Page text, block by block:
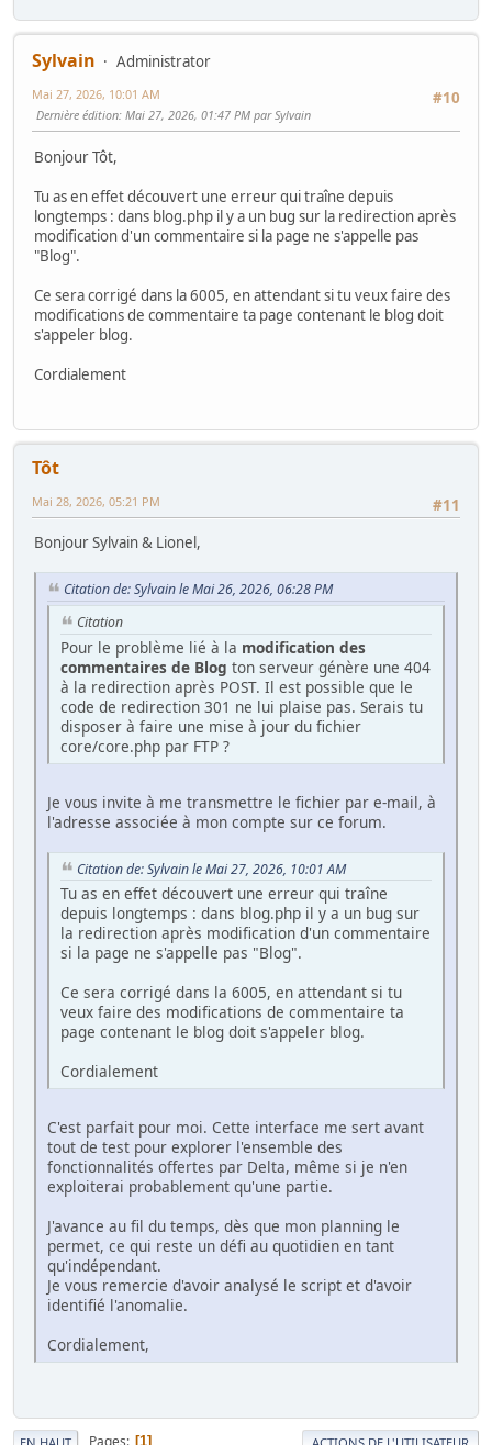
Sylvain
Administrator
#10
Mai 27, 2026, 10:01 AM
Dernière édition: Mai 27, 2026, 01:47 PM par Sylvain
Bonjour Tôt,
Tu as en effet découvert une erreur qui traîne depuis
longtemps : dans blog.php il y a un bug sur la redirection après
modification d'un commentaire si la page ne s'appelle pas
"Blog".
Ce sera corrigé dans la 6005, en attendant si tu veux faire des
modifications de commentaire ta page contenant le blog doit
s'appeler blog.
Cordialement
Tôt
#11
Mai 28, 2026, 05:21 PM
Bonjour Sylvain & Lionel,
Citation de: Sylvain le Mai 26, 2026, 06:28 PM
Citation
Pour le problème lié à la modification des
commentaires de Blog ton serveur génère une 404
à la redirection après POST. Il est possible que le
code de redirection 301 ne lui plaise pas. Serais tu
disposer à faire une mise à jour du fichier
core/core.php par FTP ?
Je vous invite à me transmettre le fichier par e-mail, à
l'adresse associée à mon compte sur ce forum.
Citation de: Sylvain le Mai 27, 2026, 10:01 AM
Tu as en effet découvert une erreur qui traîne
depuis longtemps : dans blog.php il y a un bug sur
la redirection après modification d'un commentaire
si la page ne s'appelle pas "Blog".
Ce sera corrigé dans la 6005, en attendant si tu
veux faire des modifications de commentaire ta
page contenant le blog doit s'appeler blog.
Cordialement
C'est parfait pour moi. Cette interface me sert avant
tout de test pour explorer l'ensemble des
fonctionnalités offertes par Delta, même si je n'en
exploiterai probablement qu'une partie.
J'avance au fil du temps, dès que mon planning le
permet, ce qui reste un défi au quotidien en tant
qu'indépendant.
Je vous remercie d'avoir analysé le script et d'avoir
identifié l'anomalie.
Cordialement,
1